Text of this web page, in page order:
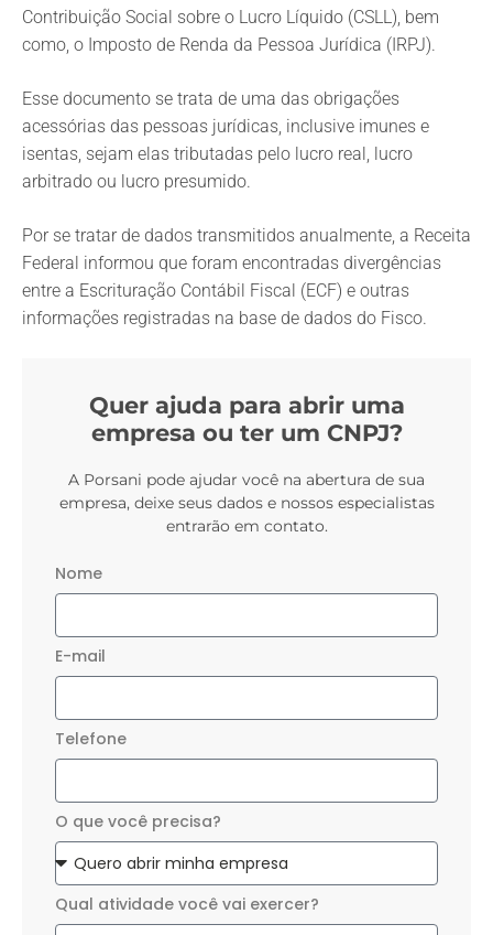
Contribuição Social sobre o Lucro Líquido (CSLL), bem
como, o Imposto de Renda da Pessoa Jurídica (IRPJ).
Esse documento se trata de uma das obrigações
acessórias das pessoas jurídicas, inclusive imunes e
isentas, sejam elas tributadas pelo lucro real, lucro
arbitrado ou lucro presumido.
Por se tratar de dados transmitidos anualmente, a Receita
Federal informou que foram encontradas divergências
entre a Escrituração Contábil Fiscal (ECF) e outras
informações registradas na base de dados do Fisco.
Quer ajuda para abrir uma
empresa ou ter um CNPJ?
A Porsani pode ajudar você na abertura de sua
empresa, deixe seus dados e nossos especialistas
entrarão em contato.
Nome
E-mail
Telefone
O que você precisa?
Qual atividade você vai exercer?